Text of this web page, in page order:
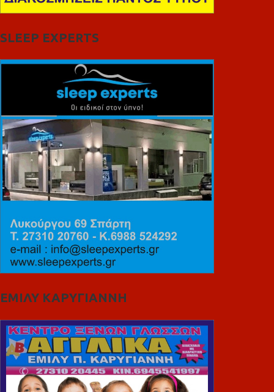
SLEEP EXPERTS
ΕΜΙΛΥ ΚΑΡΥΓΙΑΝΝΗ